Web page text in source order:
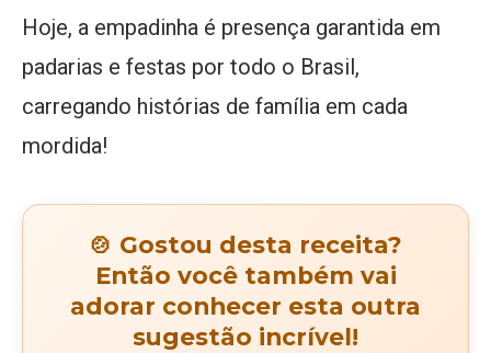
Hoje, a empadinha é presença garantida em
padarias e festas por todo o Brasil,
carregando histórias de família em cada
mordida!
🍲 Gostou desta receita?
Então você também vai
adorar conhecer esta outra
sugestão incrível!